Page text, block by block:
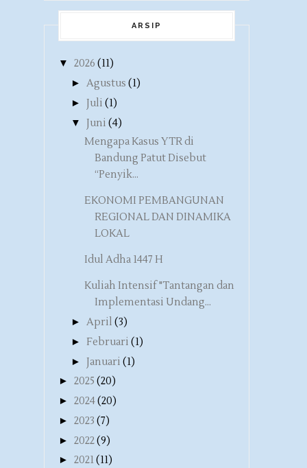
ARSIP
▼ 2026 (11)
► Agustus (1)
► Juli (1)
▼ Juni (4)
Mengapa Kasus YTR di
Bandung Patut Disebut
“Penyik...
EKONOMI PEMBANGUNAN
REGIONAL DAN DINAMIKA
LOKAL
Idul Adha 1447 H
Kuliah Intensif "Tantangan dan
Implementasi Undang...
► April (3)
► Februari (1)
► Januari (1)
► 2025 (20)
► 2024(20)
► 2023 (7)
► 2022(9)
► 2021(11)